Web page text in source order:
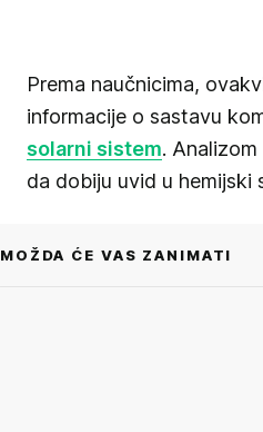
Prema naučnicima,
informacije o sastavu
solarni sistem.
da dobiju uvid u hemijski
MOŽDA ĆE VAS ZANIMATI